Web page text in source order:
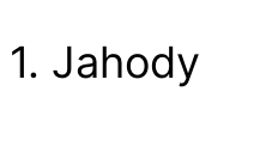
1. Jahody